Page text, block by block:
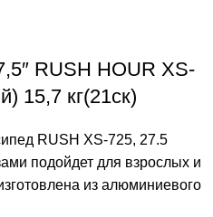
RUSH HOUR XS-
15,7 кг(21ск)
RUSH XS-725, 27.5
подойдет для взрослых и
из алюминиевого